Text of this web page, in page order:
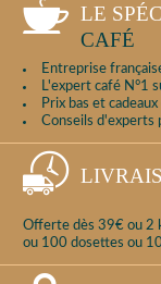
LE
CAFÉ
Entreprise
L'expert café N°1
Prix bas et
Conseils d'experts
Offerte dès 39€ ou 2
ou 100 dosettes ou